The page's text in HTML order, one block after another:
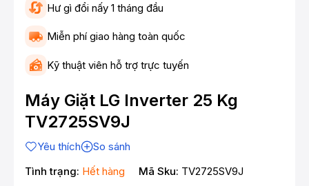
Hư gì đổi nấy 1 tháng đầu
Miễn phí giao hàng toàn quốc
Kỹ thuật viên hỗ trợ trực tuyến
Máy Giặt LG Inverter 25 Kg
TV2725SV9J
Yêu thích
So sánh
Tình trạng: Hết hàng Mã Sku: TV2725SV9J